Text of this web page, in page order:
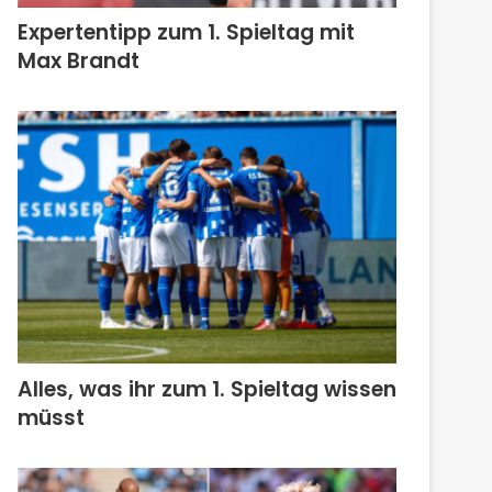
Expertentipp zum 1. Spieltag mit
Max Brandt
Alles, was ihr zum 1. Spieltag wissen
müsst